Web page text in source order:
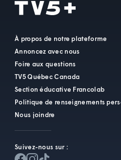
À propos de notre plateforme
Annoncez avec nous
Foire aux questions
TV5 Québec Canada
Section éducative Francolab
Politique de renseignements
Nous joindre
Suivez-nous sur :